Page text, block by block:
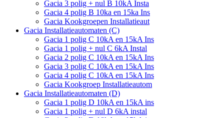
Gacia 3 polig + nul B 10kA Insta
Gacia 4 polig B 10ka en 15ka Ins
Gacia Kookgroepen Installatieaut
Gacia Installatieautomaten (C)
Gacia 1 polig C 10kA en 15kA Ins
Gacia 1 polig + nul C 6kA Instal
Gacia 2 polig C 10kA en 15kA Ins
Gacia 3 polig C 10kA en 15kA Ins
Gacia 4 polig C 10kA en 15kA Ins
Gacia Kookgroep Installatieautom
Gacia Installatieautomaten (D)
Gacia 1 polig D 10kA en 15kA ins
Gacia 1 polig + nul D 6kA instal